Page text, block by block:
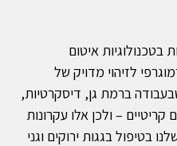
בטכנולוגיות איטום
לזיהוי מדויק של
ברמת גן, דיסקרטיות,
קריטיים – ולכן אלו עקרונות
בטיפול בגגות ירוקים וגני